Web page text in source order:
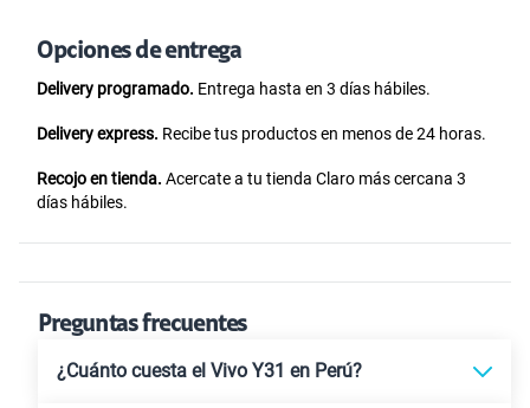
Opciones de entrega
Delivery programado. Entrega hasta en 3 días hábiles.
Delivery express. Recibe tus productos en menos de 24 horas.
Recojo en tienda. Acercate a tu tienda Claro más cercana 3
días hábiles.
Preguntas frecuentes
¿Cuánto cuesta el Vivo Y31 en Perú?